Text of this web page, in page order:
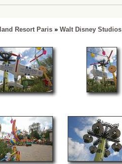
Resort Paris » Walt Disney Studios